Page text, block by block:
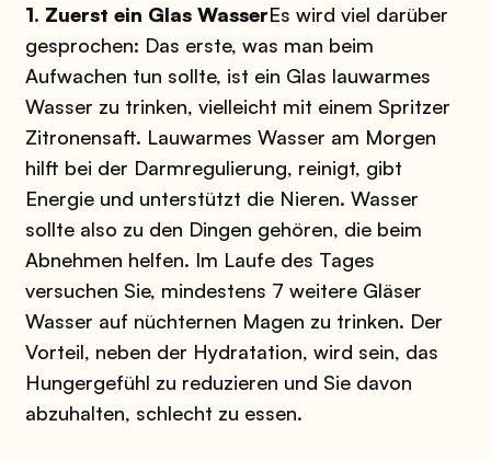
1. Zuerst ein Glas WasserEs wird viel darüber
gesprochen: Das erste, was man beim
Aufwachen tun sollte, ist ein Glas lauwarmes
Wasser zu trinken, vielleicht mit einem Spritzer
Zitronensaft. Lauwarmes Wasser am Morgen
hilft bei der Darmregulierung, reinigt, gibt
Energie und unterstützt die Nieren. Wasser
sollte also zu den Dingen gehören, die beim
Abnehmen helfen. Im Laufe des Tages
versuchen Sie, mindestens 7 weitere Gläser
Wasser auf nüchternen Magen zu trinken. Der
Vorteil, neben der Hydratation, wird sein, das
Hungergefühl zu reduzieren und Sie davon
abzuhalten, schlecht zu essen.